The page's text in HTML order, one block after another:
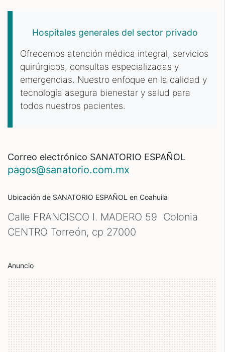
Hospitales generales del sector privado
Ofrecemos atención médica integral, servicios
quirúrgicos, consultas especializadas y
emergencias. Nuestro enfoque en la calidad y
tecnología asegura bienestar y salud para
todos nuestros pacientes.
Correo electrónico SANATORIO ESPAÑOL
pagos@sanatorio.com.mx
Ubicación de SANATORIO ESPAÑOL en Coahuila
Calle FRANCISCO I. MADERO 59 Colonia
CENTRO Torreón, cp 27000
Anuncio